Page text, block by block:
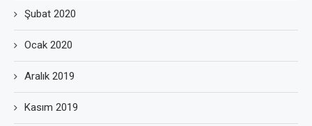
Şubat 2020
Ocak 2020
Aralık 2019
Kasım 2019